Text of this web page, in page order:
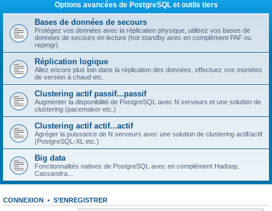
Options avancées de PostgreSQL et outils tiers
Bases de données de secours
Protégez vos données avec la réplication physique, utilisez vos bases de
données de secours en lecture (hot standby avec en complément PAF ou
repmgr)
Réplication logique
Allez encore plus loin dans la réplication des données, effectuez vos montées
de version à chaud etc.
Clustering actif passif...passif
Augmenter la disponibilité de PostgreSQL avec N serveurs et une solution de
clustering (pacemaker etc.)
Clustering actif actif...actif
Agréger la puissance de N serveurs avec une solution de clustering actif/actif
(PostgreSQL-XL etc.)
Big data
Fonctionnalités natives de PostgreSQL avec en complément Hadoop,
Cassandra...
CONNEXION • S’ENREGISTRER